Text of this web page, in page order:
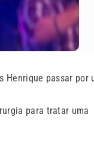
Henrique passar por
para tratar uma